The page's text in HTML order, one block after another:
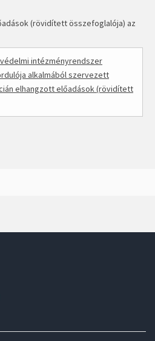
(rövidített összefoglalója) az
intézményrendszer
alkalmából szervezett
elhangzott előadások (rövidített